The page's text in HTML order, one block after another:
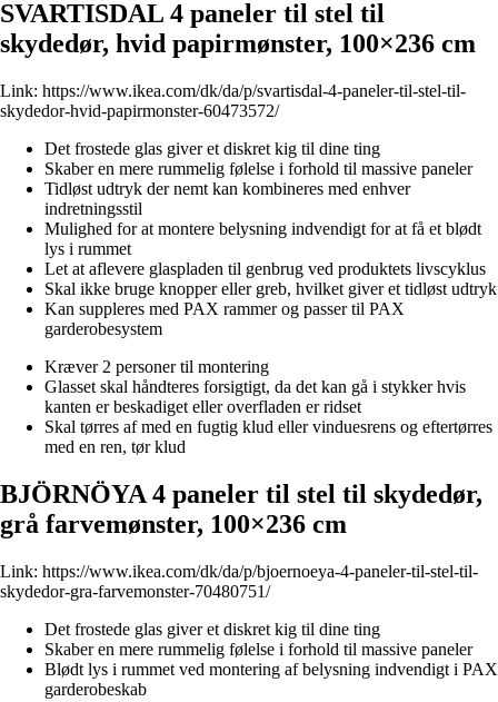
SVARTISDAL 4 paneler til stel til
skydedør, hvid papirmønster, 100×236 cm
Link: https://www.ikea.com/dk/da/p/svartisdal-4-paneler-til-stel-til-
skydedor-hvid-papirmonster-60473572/
Det frostede glas giver et diskret kig til dine ting
Skaber en mere rummelig følelse i forhold til massive paneler
Tidløst udtryk der nemt kan kombineres med enhver
indretningsstil
Mulighed for at montere belysning indvendigt for at få et blødt
lys i rummet
Let at aflevere glaspladen til genbrug ved produktets livscyklus
Skal ikke bruge knopper eller greb, hvilket giver et tidløst udtryk
Kan suppleres med PAX rammer og passer til PAX
garderobesystem
Kræver 2 personer til montering
Glasset skal håndteres forsigtigt, da det kan gå i stykker hvis
kanten er beskadiget eller overfladen er ridset
Skal tørres af med en fugtig klud eller vinduesrens og eftertørres
med en ren, tør klud
BJÖRNÖYA 4 paneler til stel til skydedør,
grå farvemønster, 100×236 cm
Link: https://www.ikea.com/dk/da/p/bjoernoeya-4-paneler-til-stel-til-
skydedor-gra-farvemonster-70480751/
Det frostede glas giver et diskret kig til dine ting
Skaber en mere rummelig følelse i forhold til massive paneler
Blødt lys i rummet ved montering af belysning indvendigt i PAX
garderobeskab